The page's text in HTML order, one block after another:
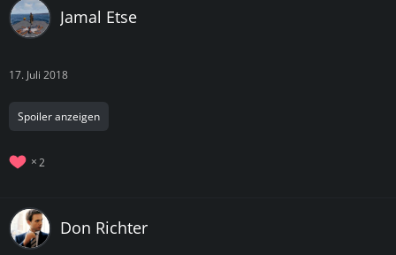
Jamal Etse
17. Juli 2018
Spoiler anzeigen
2
Don Richter